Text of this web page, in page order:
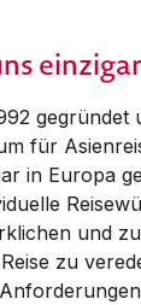
gegründet
für
in Europa
und
zu